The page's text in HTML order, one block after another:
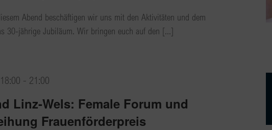
Abend beschäftigen wir uns mit den Aktivitäten und dem
30-jährige Jubiläum. Wir bringen euch auf den [...]
Linz-Wels: Female Forum und
Frauenförderpreis
- 21:00